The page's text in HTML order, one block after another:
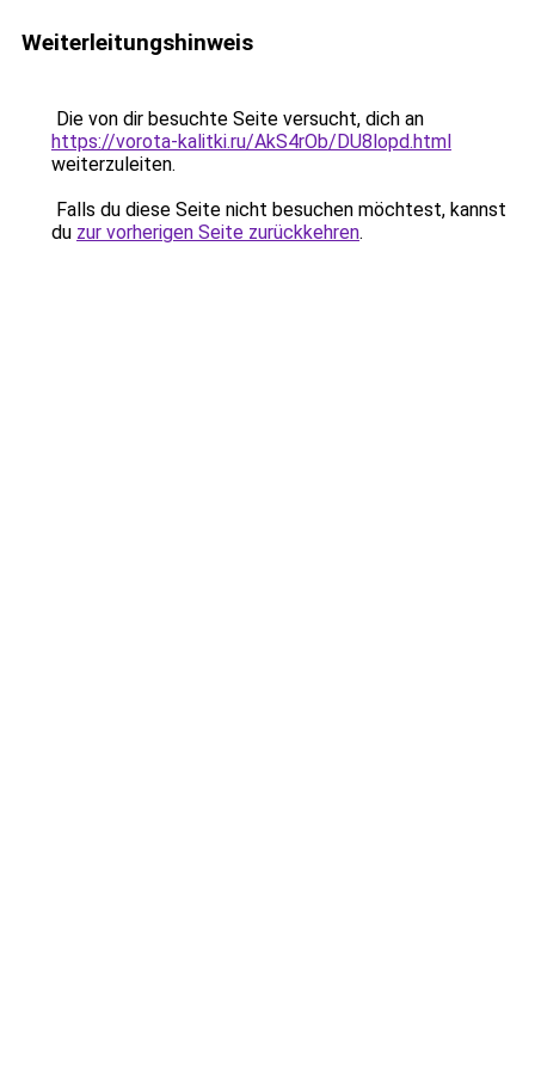
Weiterleitungshinweis
Die von dir besuchte Seite versucht, dich an
https://vorota-kalitki.ru/AkS4rOb/DU8lopd.html
weiterzuleiten.
Falls du diese Seite nicht besuchen möchtest, kannst
du zur vorherigen Seite zurückkehren.